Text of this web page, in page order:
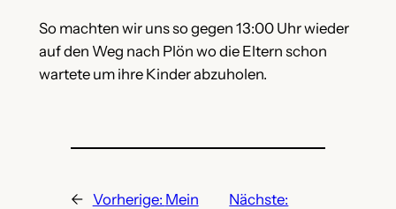
So machten wir uns so gegen 13:00 Uhr wieder
auf den Weg nach Plön wo die Eltern schon
wartete um ihre Kinder abzuholen.
← Vorherige: Mein
Nächste: